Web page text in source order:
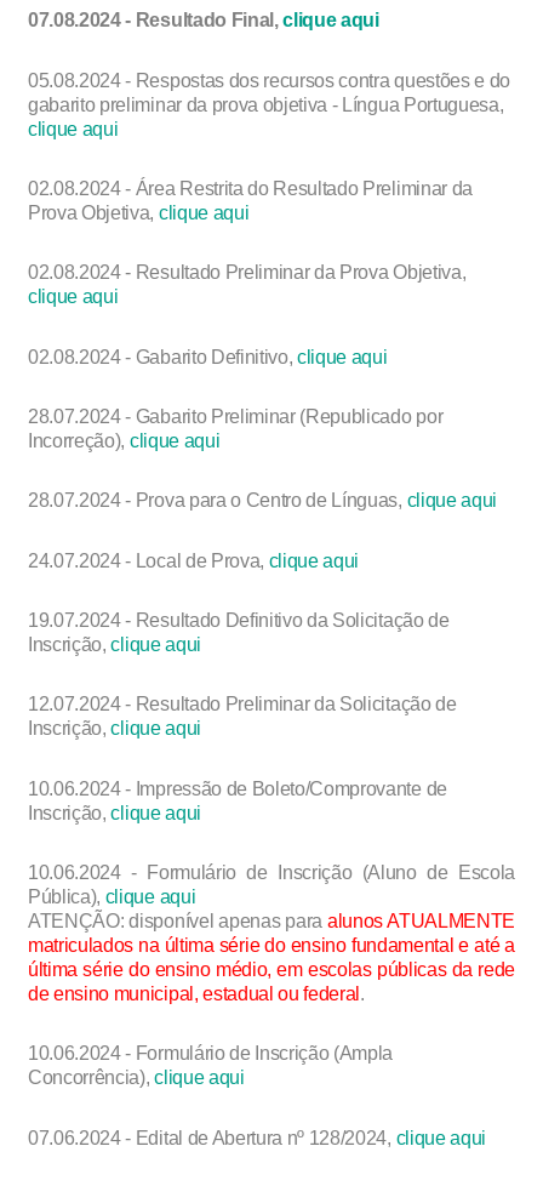
07.08.2024 - Resultado Final,clique aqui
05.08.2024 - Respostas dos recursos contra questões e do
gabarito preliminar da prova objetiva - Língua Portuguesa,
clique aqui
02.08.2024 - Área Restrita do Resultado Preliminar da
Prova Objetiva, clique aqui
02.08.2024 - Resultado Preliminar da Prova Objetiva,
clique aqui
02.08.2024 - Gabarito Definitivo,clique aqui
28.07.2024 - Gabarito Preliminar (Republicado por
Incorreção), clique aqui
28.07.2024 - Prova para o Centro de Línguas, clique aqui
24.07.2024 - Local de Prova, clique aqui
19.07.2024 - Resultado Definitivo da Solicitação de
Inscrição,clique aqui
12.07.2024 - Resultado Preliminar da Solicitação de
Inscrição,clique aqui
10.06.2024 - Impressão de Boleto/Comprovante de
Inscrição,clique aqui
10.06.2024 - Formulário de Inscrição (Aluno de Escola
Pública), clique aqui
ATENÇÃO: disponível apenas paraalunos ATUALMENTE
matriculados na última série do ensino fundamental e até a
última série do ensino médio, em escolas públicas da rede
de ensino municipal, estadual ou federal.
10.06.2024 - Formulário de Inscrição (Ampla
Concorrência),clique aqui
07.06.2024 - Edital de Abertura nº 128/2024, clique aqui